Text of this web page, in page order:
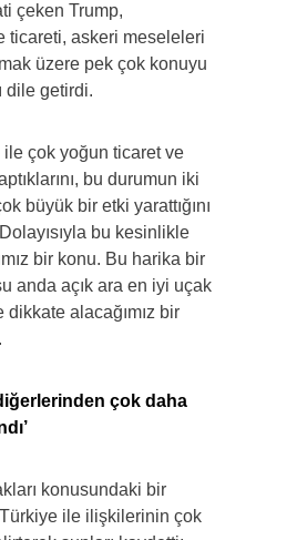
çeken Trump,
ticareti, askeri meseleleri
üzere pek çok konuyu
dile getirdi.
çok yoğun ticaret ve
bu durumun iki
büyük bir etki yarattığını
bu kesinlikle
bir konu. Bu harika bir
anda açık ara en iyi uçak
alacağımız bir
çok daha
konusundaki bir
ile ilişkilerinin çok